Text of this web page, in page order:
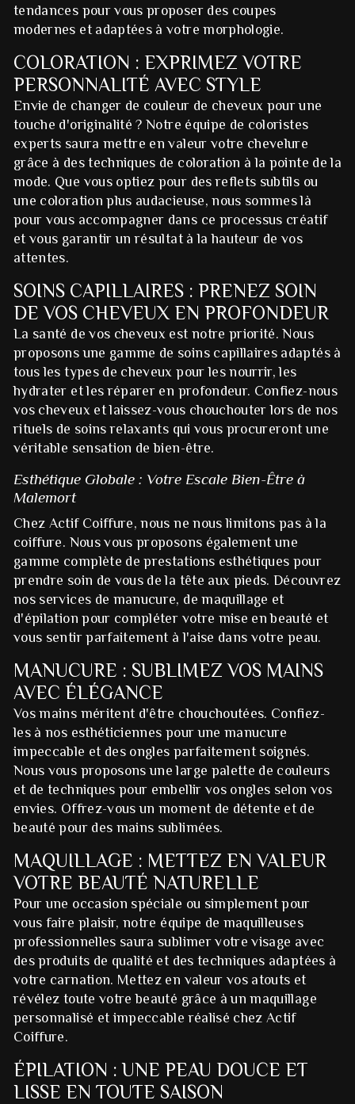
tendances pour vous proposer des coupes
modernes et adaptées à votre morphologie.
COLORATION : EXPRIMEZ VOTRE
PERSONNALITÉ AVEC STYLE
Envie de changer de couleur de cheveux pour une
touche d'originalité ? Notre équipe de coloristes
experts saura mettre en valeur votre chevelure
grâce à des techniques de coloration à la pointe de la
mode. Que vous optiez pour des reflets subtils ou
une coloration plus audacieuse, nous sommes là
pour vous accompagner dans ce processus créatif
et vous garantir un résultat à la hauteur de vos
attentes.
SOINS CAPILLAIRES : PRENEZ SOIN
DE VOS CHEVEUX EN PROFONDEUR
La santé de vos cheveux est notre priorité. Nous
proposons une gamme de soins capillaires adaptés à
tous les types de cheveux pour les nourrir, les
hydrater et les réparer en profondeur. Confiez-nous
vos cheveux et laissez-vous chouchouter lors de nos
rituels de soins relaxants qui vous procureront une
véritable sensation de bien-être.
Esthétique Globale : Votre Escale Bien-Être à
Malemort
Chez Actif Coiffure, nous ne nous limitons pas à la
coiffure. Nous vous proposons également une
gamme complète de prestations esthétiques pour
prendre soin de vous de la tête aux pieds. Découvrez
nos services de manucure, de maquillage et
d'épilation pour compléter votre mise en beauté et
vous sentir parfaitement à l'aise dans votre peau.
MANUCURE : SUBLIMEZ VOS MAINS
AVEC ÉLÉGANCE
Vos mains méritent d'être chouchoutées. Confiez-
les à nos esthéticiennes pour une manucure
impeccable et des ongles parfaitement soignés.
Nous vous proposons une large palette de couleurs
et de techniques pour embellir vos ongles selon vos
envies. Offrez-vous un moment de détente et de
beauté pour des mains sublimées.
MAQUILLAGE : METTEZ EN VALEUR
VOTRE BEAUTÉ NATURELLE
Pour une occasion spéciale ou simplement pour
vous faire plaisir, notre équipe de maquilleuses
professionnelles saura sublimer votre visage avec
des produits de qualité et des techniques adaptées à
votre carnation. Mettez en valeur vos atouts et
révélez toute votre beauté grâce à un maquillage
personnalisé et impeccable réalisé chez Actif
Coiffure.
ÉPILATION : UNE PEAU DOUCE ET
LISSE EN TOUTE SAISON